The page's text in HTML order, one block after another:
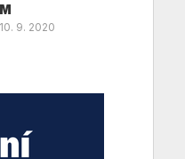
10. 9. 2020